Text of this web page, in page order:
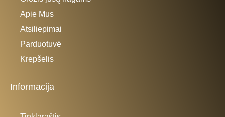
Apie Mus
Atsiliepimai
Parduotuvė
Krepšelis
Informacija